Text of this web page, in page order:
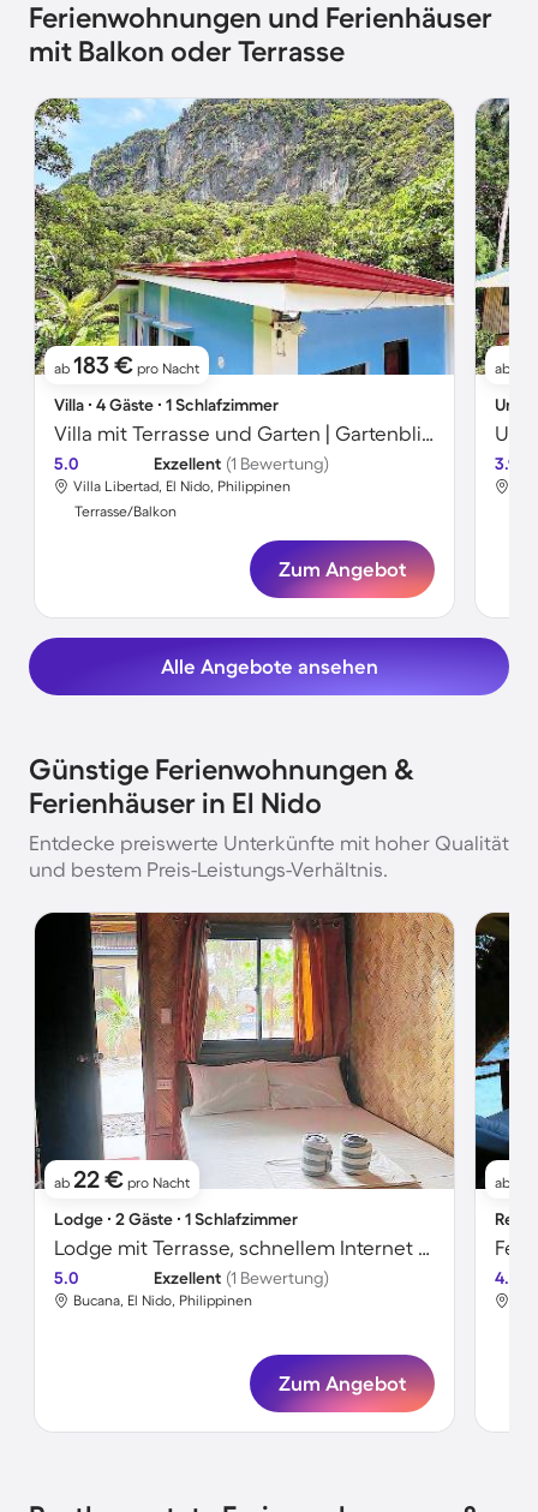
Ferienwohnungen und Ferienhäuser
mit Balkon oder Terrasse
ab 183 € pro Nacht
Villa ∙ 4 Gäste ∙ 1 Schlafzimmer
Villa mit Terrasse und Garten | Gartenblick | Ideal für Homeoffice
5.0 Exzellent (1 Bewertung)
Villa Libertad, El Nido, Philippinen
Terrasse/Balkon
Zum Angebot
ab
3.9
Alle Angebote ansehen
Günstige Ferienwohnungen &
Ferienhäuser in El Nido
Entdecke preiswerte Unterkünfte mit hoher Qualität
und bestem Preis-Leistungs-Verhältnis.
ab 22 € pro Nacht
Lodge ∙ 2 Gäste ∙ 1 Schlafzimmer
Lodge mit Terrasse, schnellem Internet und Grill | Strandblick
5.0 Exzellent (1 Bewertung)
Bucana, El Nido, Philippinen
Zum Angebot
ab
4.6